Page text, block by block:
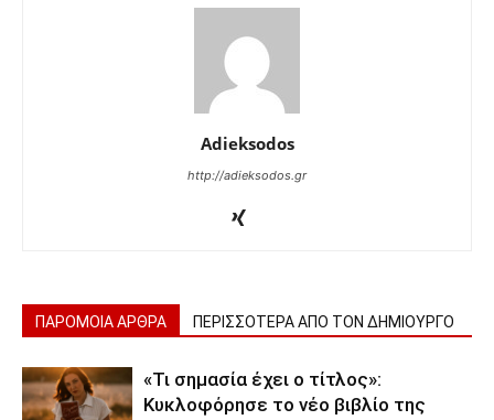
Adieksodos
http://adieksodos.gr
ΠΑΡΟΜΟΙΑ ΑΡΘΡΑ ΠΕΡΙΣΣΟΤΕΡΑ ΑΠΟ ΤΟΝ ΔΗΜΙΟΥΡΓΟ
«Τι σημασία έχει ο τίτλος»:
Κυκλοφόρησε το νέο βιβλίο της